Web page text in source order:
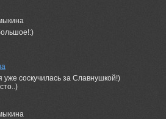
соскучилась за Славнушкой!)